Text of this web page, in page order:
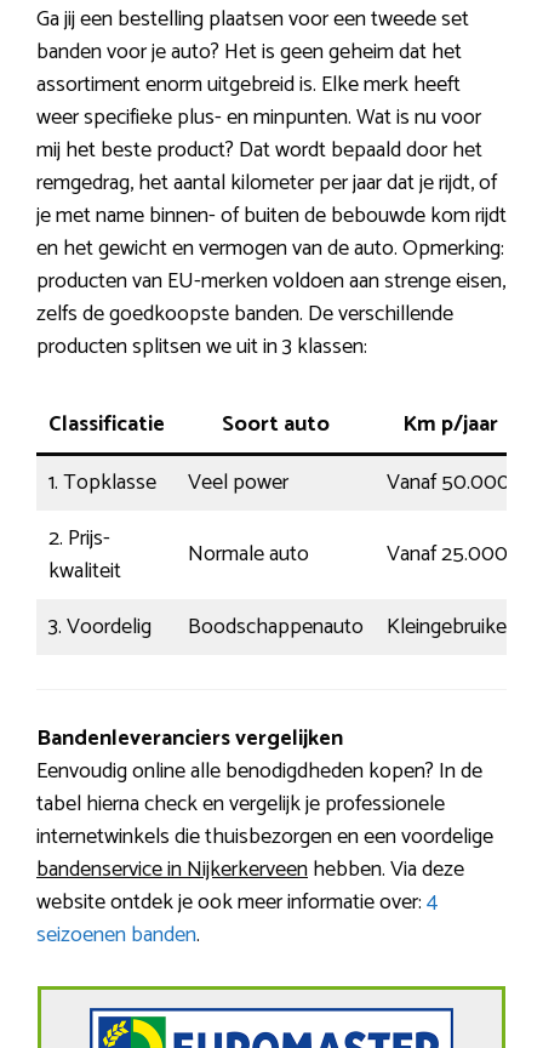
Ga jij een bestelling plaatsen voor een tweede set
banden voor je auto? Het is geen geheim dat het
assortiment enorm uitgebreid is. Elke merk heeft
weer specifieke plus- en minpunten. Wat is nu voor
mij het beste product? Dat wordt bepaald door het
remgedrag, het aantal kilometer per jaar dat je rijdt, of
je met name binnen- of buiten de bebouwde kom rijdt
en het gewicht en vermogen van de auto. Opmerking:
producten van EU-merken voldoen aan strenge eisen,
zelfs de goedkoopste banden. De verschillende
producten splitsen we uit in 3 klassen:
Classificatie Soort auto Km p/jaar
1. Topklasse
Veel power Vanaf 50.000
2. Prijs-
kwaliteit
Normale auto Vanaf 25.000
3. Voordelig
Boodschappenauto Kleingebruiker
Bandenleveranciers vergelijken
Eenvoudig online alle benodigdheden kopen? In de
tabel hierna check en vergelijk je professionele
internetwinkels die thuisbezorgen en een voordelige
bandenservice in Nijkerkerveenhebben. Via deze
website ontdek je ook meer informatie over:4
seizoenen banden.